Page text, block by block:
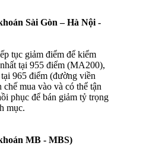
Sài Gòn – Hà Nội -
tục giảm điểm để kiểm
tại 955 điểm (MA200),
965 điểm (đường viền
mua vào và có thể tận
phục để bán giảm tỷ trọng
mục.
MB - MBS)